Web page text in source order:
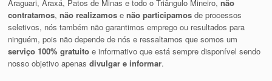
Araguari, Araxá, Patos de Minas e todo o Triângulo Mineiro,não
contratamos,não realizamos enão participamos de processos
seletivos, nós também não garantimos emprego ou resultados para
ninguém, pois não depende de nós e ressaltamos que somos um
serviço 100% gratuito e informativo que está sempre disponível sendo
nosso objetivo apenasdivulgar e informar.